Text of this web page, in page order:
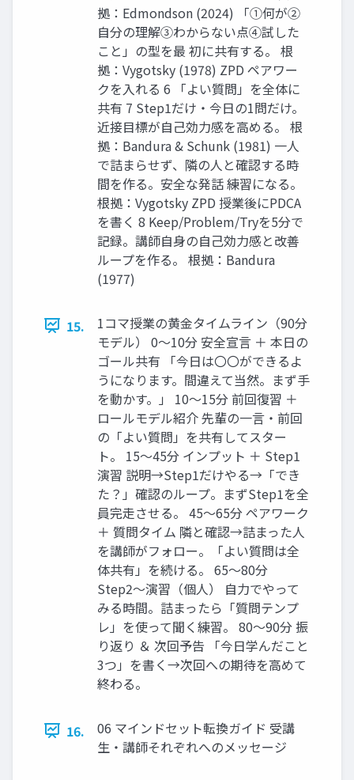
拠：Edmondson (2024) 「①何が②
自分の理解③わからない点④試した
こと」の型を最 初に共有する。 根
拠：Vygotsky (1978) ZPD ペアワー
クを入れる 6 「よい質問」を全体に
共有 7 Step1だけ・今日の1問だけ。
近接目標が自己効力感を高める。 根
拠：Bandura & Schunk (1981) 一人
で詰まらせず、隣の人と確認する時
間を作る。安全な発話 練習になる。
根拠：Vygotsky ZPD 授業後にPDCA
を書く 8 Keep/Problem/Tryを5分で
記録。講師自身の自己効力感と改善
ループを作る。 根拠：Bandura
(1977)
15.
1コマ授業の黄金タイムライン（90分
モデル） 0〜10分 安全宣言 ＋ 本日の
ゴール共有 「今日は〇〇ができるよ
うになります。間違えて当然。まず手
を動かす。」 10〜15分 前回復習 ＋
ロールモデル紹介 先輩の一言・前回
の「よい質問」を共有してスター
ト。 15〜45分 インプット ＋ Step1
演習 説明→Step1だけやる→「でき
た？」確認のループ。まずStep1を全
員完走させる。 45〜65分 ペアワーク
＋ 質問タイム 隣と確認→詰まった人
を講師がフォロー。「よい質問は全
体共有」を続ける。 65〜80分
Step2〜演習（個人） 自力でやって
みる時間。詰まったら「質問テンプ
レ」を使って聞く練習。 80〜90分 振
り返り ＆ 次回予告 「今日学んだこと
3つ」を書く→次回への期待を高めて
終わる。
16.
06 マインドセット転換ガイド 受講
生・講師それぞれへのメッセージ